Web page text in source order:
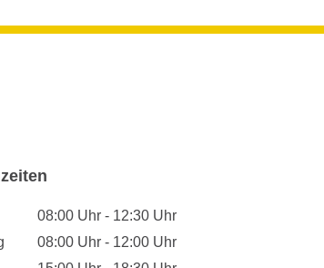
08:00 Uhr - 12:30 Uhr
08:00 Uhr - 12:00 Uhr